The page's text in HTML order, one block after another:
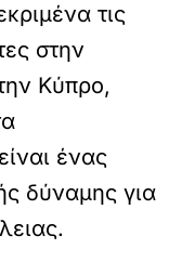
τις
στην
Κύπρο,
ένας
δύναμης για